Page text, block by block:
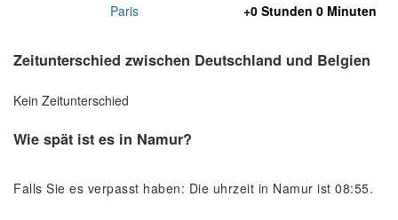
Paris
+0 Stunden 0 Minuten
Zeitunterschied zwischen Deutschland und Belgien
Kein Zeitunterschied
Wie spät ist es in Namur?
Falls Sie es verpasst haben: Die uhrzeit in Namur ist 08:55.